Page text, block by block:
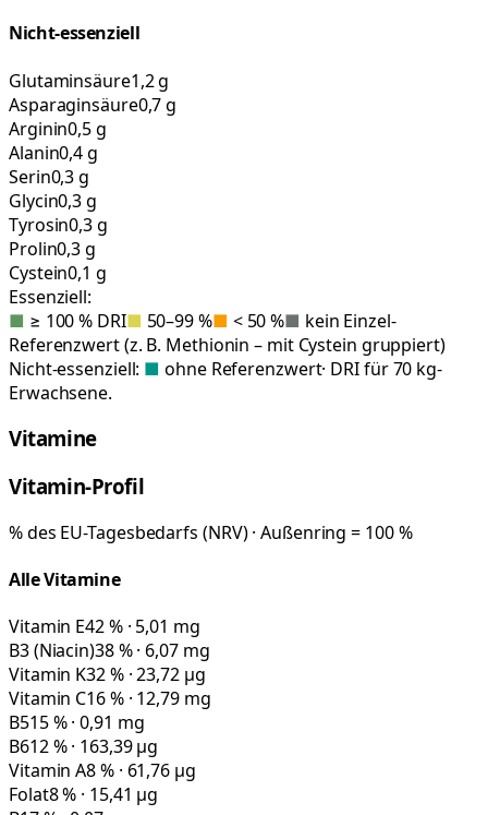
Nicht-essenziell
Glutaminsäure1,2 g
Asparaginsäure0,7 g
Arginin0,5 g
Alanin0,4 g
Serin0,3 g
Glycin0,3 g
Tyrosin0,3 g
Prolin0,3 g
Cystein0,1 g
Essenziell:
■ ≥ 100 % DRI■ 50–99 %■ < 50 %■ kein Einzel-
Referenzwert (z. B. Methionin – mit Cystein gruppiert)
Nicht-essenziell: ■ ohne Referenzwert· DRI für 70 kg-
Erwachsene.
Vitamine
Vitamin-Profil
% des EU-Tagesbedarfs (NRV) · Außenring = 100 %
Alle Vitamine
Vitamin E42 % · 5,01 mg
B3 (Niacin)38 % · 6,07 mg
Vitamin K32 % · 23,72 µg
Vitamin C16 % · 12,79 mg
B515 % · 0,91 mg
B612 % · 163,39 µg
Vitamin A8 % · 61,76 µg
Folat8 % · 15,41 µg